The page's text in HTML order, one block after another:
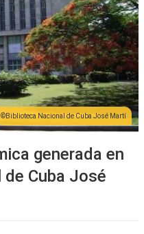
Biblioteca Nacional de Cuba José Martí
generada en
Cuba José